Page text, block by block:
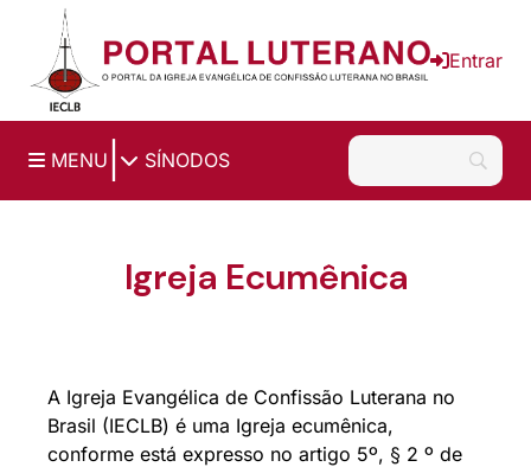
Ir para o conteúdo principal
Entrar
MENU SÍNODOS
Igreja Ecumênica
A Igreja Evangélica de Confissão Luterana no
Brasil (IECLB) é uma Igreja ecumênica,
conforme está expresso no artigo 5º, § 2 º de